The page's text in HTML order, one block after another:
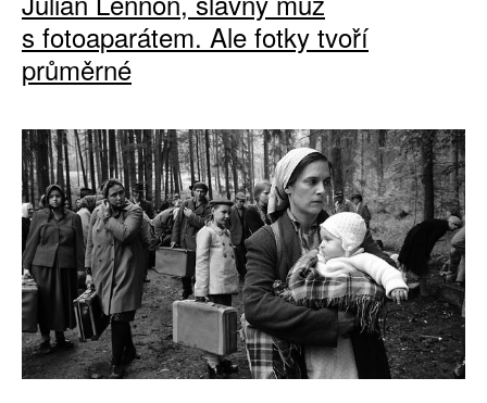
s fotoaparátem. Ale fotky tvoří
průměrné